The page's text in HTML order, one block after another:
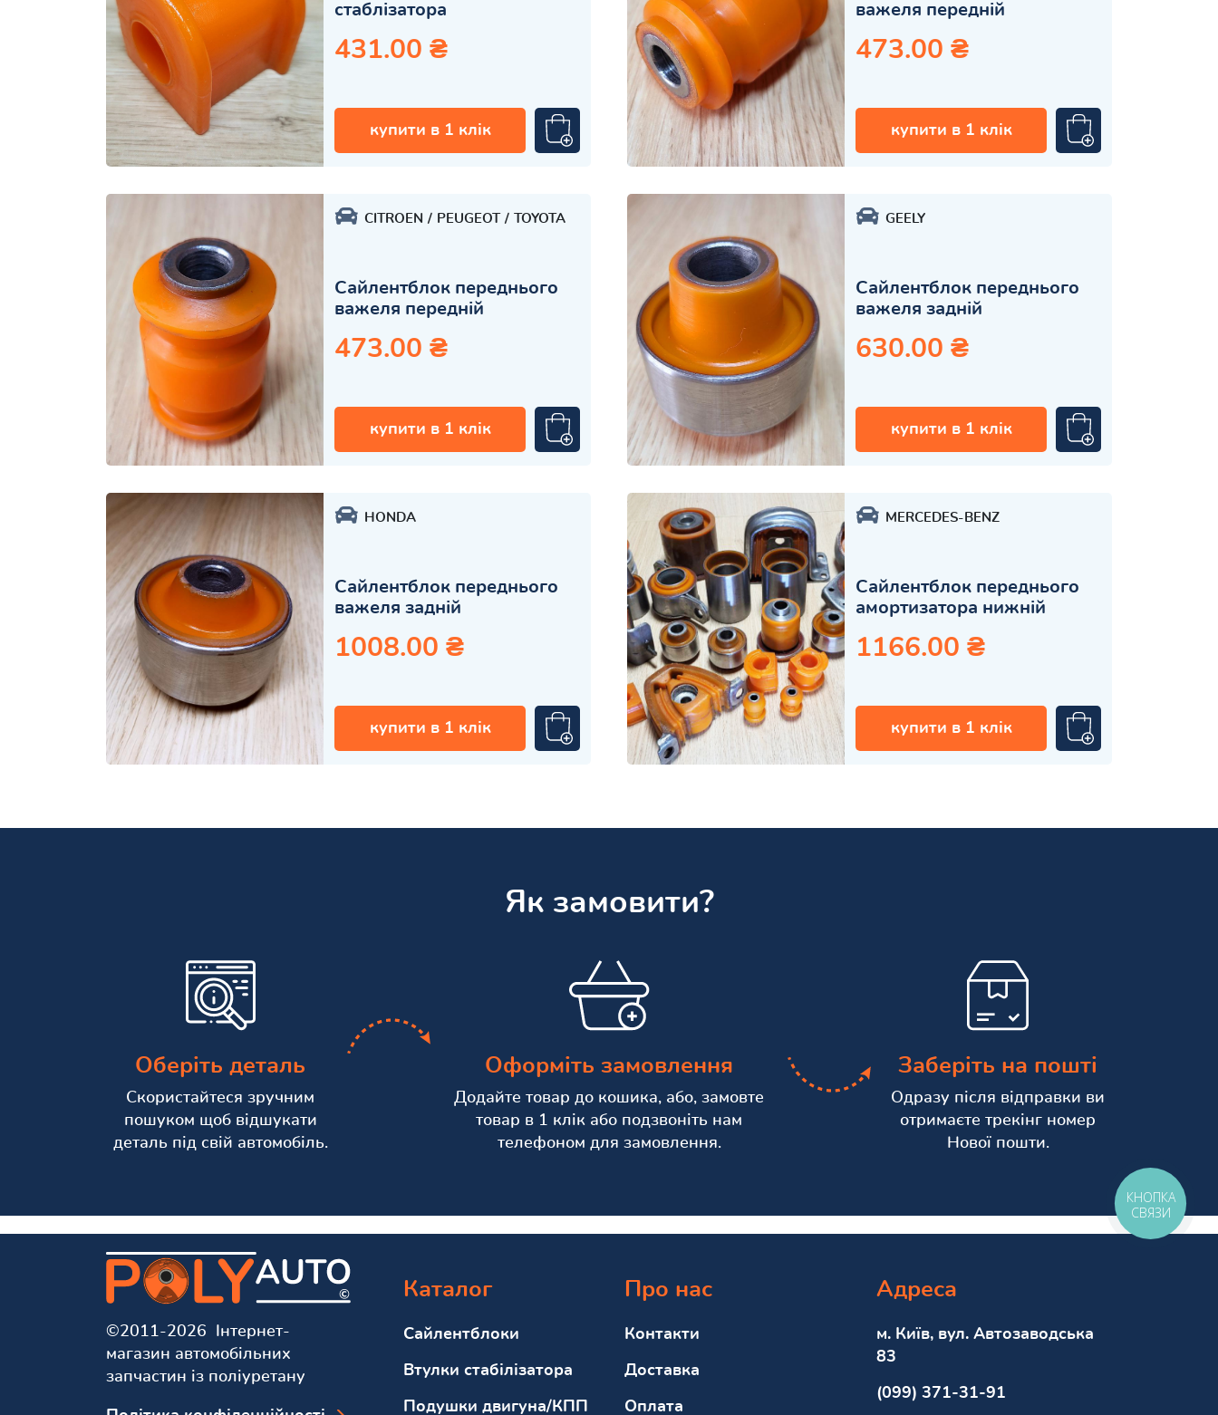
стаблізатора
431.00 ₴
купити в 1 клік
важеля передній
473.00 ₴
купити в 1 клік
CITROEN PEUGEOT TOYOTA
Сайлентблок переднього
важеля передній
473.00 ₴
купити в 1 клік
GEELY
Сайлентблок переднього
важеля задній
630.00 ₴
купити в 1 клік
HONDA
Сайлентблок переднього
важеля задній
1008.00 ₴
купити в 1 клік
MERCEDES-BENZ
Сайлентблок переднього
амортизатора нижній
1166.00 ₴
купити в 1 клік
Як замовити?
Оберіть деталь
Скористайтеся зручним
пошуком щоб відшукати
деталь під свій автомобіль.
Оформіть замовлення
Додайте товар до кошика, або, замовте
товар в 1 клік або подзвоніть нам
телефоном для замовлення.
Заберіть на пошті
Одразу після відправки ви
отримаєте трекінг номер
Нової пошти.
©2011-2026 Інтернет-
магазин автомобільних
запчастин із поліуретану
Каталог
Сайлентблоки
Втулки стабілізатора
Подушки двигуна/КПП
Про нас
Контакти
Доставка
Оплата
Адреса
м. Київ, вул. Автозаводська
83
(099) 371-31-91
КНОПКА
СВЯЗИ